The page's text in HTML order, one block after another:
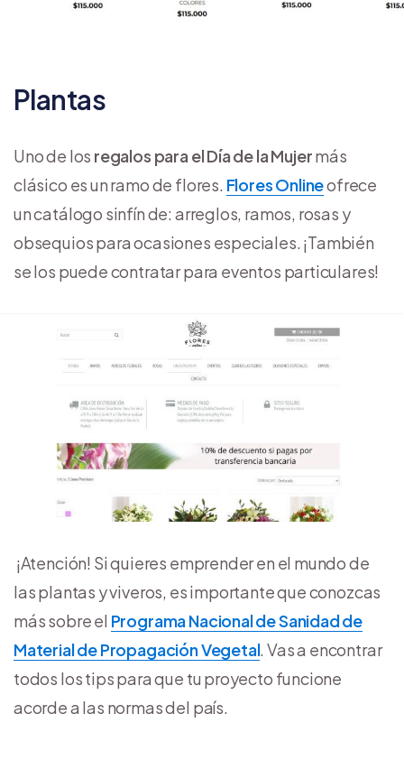
Plantas
Uno de los regalos para el Día de la Mujermás
clásico es un ramo de flores. Flores Onlineofrece
un catálogo sinfín de: arreglos, ramos, rosas y
obsequios para ocasiones especiales. ¡También
se los puede contratar para eventos particulares!
¡Atención! Si quieres emprender en el mundo de
las plantas y viveros, es importante que conozcas
más sobre el Programa Nacional de Sanidad de
Material de Propagación Vegetal. Vas a encontrar
todos los tips para que tu proyecto funcione
acorde a las normas del país.